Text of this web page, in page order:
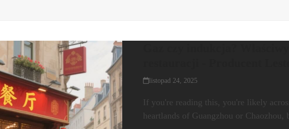
listopad 24, 2025
If you're reading this, you're likely
heartlands of Guangzhou or Chaozhou,